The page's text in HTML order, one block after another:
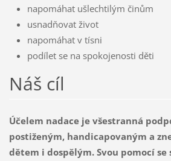
napomáhat ušlechtilým činům
usnadňovat život
napomáhat v tísni
podílet se na spokojenosti děti
Náš cíl
Účelem nadace je všestranná
postiženým, handicapovaným a
dětem i dospělým. Svou pomocí